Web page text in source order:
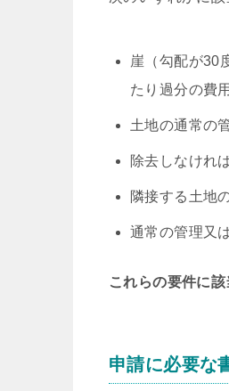
崖（勾配が30
たり過分の費
土地の通常の
除去しなけれ
隣接する土地
通常の管理又
これらの要件に
申請に必要な